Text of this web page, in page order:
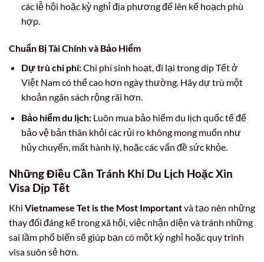
các lễ hội hoặc kỳ nghỉ địa phương để lên kế hoạch phù
hợp.
Chuẩn Bị Tài Chính và Bảo Hiểm
Dự trù chi phí:Chi phí sinh hoạt, đi lại trong dịp Tết ở
Việt Nam có thể cao hơn ngày thường. Hãy dự trù một
khoản ngân sách rộng rãi hơn.
Bảo hiểm du lịch:Luôn mua bảo hiểm du lịch quốc tế để
bảo vệ bản thân khỏi các rủi ro không mong muốn như
hủy chuyến, mất hành lý, hoặc các vấn đề sức khỏe.
Những Điều Cần Tránh Khi Du Lịch Hoặc Xin
Visa Dịp Tết
Khi Vietnamese Tet is the Most Importantvà tạo nên những
thay đổi đáng kể trong xã hội, việc nhận diện và tránh những
sai lầm phổ biến sẽ giúp bạn có một kỳ nghỉ hoặc quy trình
visa suôn sẻ hơn.